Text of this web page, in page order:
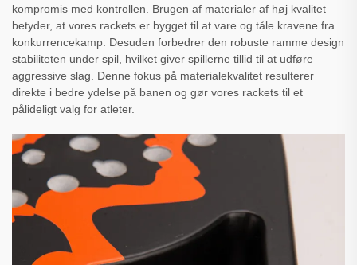
kompromis med kontrollen. Brugen af materialer af høj kvalitet
betyder, at vores rackets er bygget til at vare og tåle kravene fra
konkurrencekamp. Desuden forbedrer den robuste ramme design
stabiliteten under spil, hvilket giver spillerne tillid til at udføre
aggressive slag. Denne fokus på materialekvalitet resulterer
direkte i bedre ydelse på banen og gør vores rackets til et
pålideligt valg for atleter.